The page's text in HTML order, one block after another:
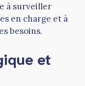
à surveiller
en charge et à
besoins.
et